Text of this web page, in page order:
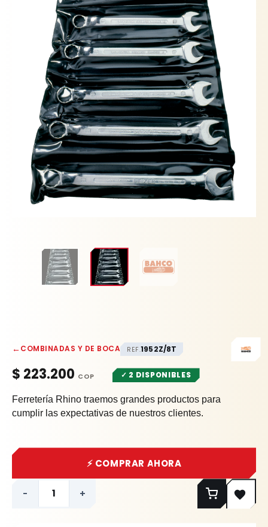
←COMBINADAS Y DE BOCA REF.1952Z/8T
$ 223.200 ✓ 2 DISPONIBLES
Ferretería Rhino traemos grandes productos para
cumplir las expectativas de nuestros clientes.
- +
⚡ COMPRAR AHORA